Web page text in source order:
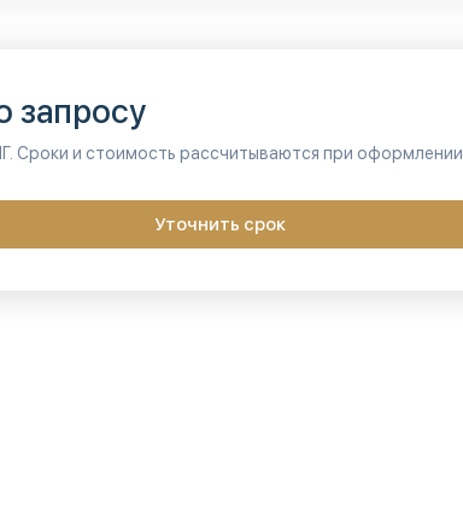
запросу
Сроки и стоимость рассчитываются при оформлении.
Уточнить срок